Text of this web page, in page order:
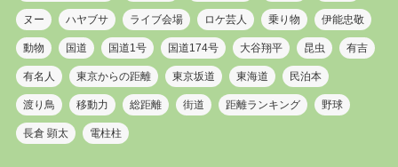
ヌー ハヤブサ ライブ会場 ロケ芸人 乗り物 伊能忠敬
動物 国道 国道1号 国道174号 大谷翔平 昆虫 有吉
有名人 東京からの距離 東京坂道 東海道 民泊本
渡り鳥 移動力 総距離 街道 距離ランキング 野球
長倉 顕太 電柱柱